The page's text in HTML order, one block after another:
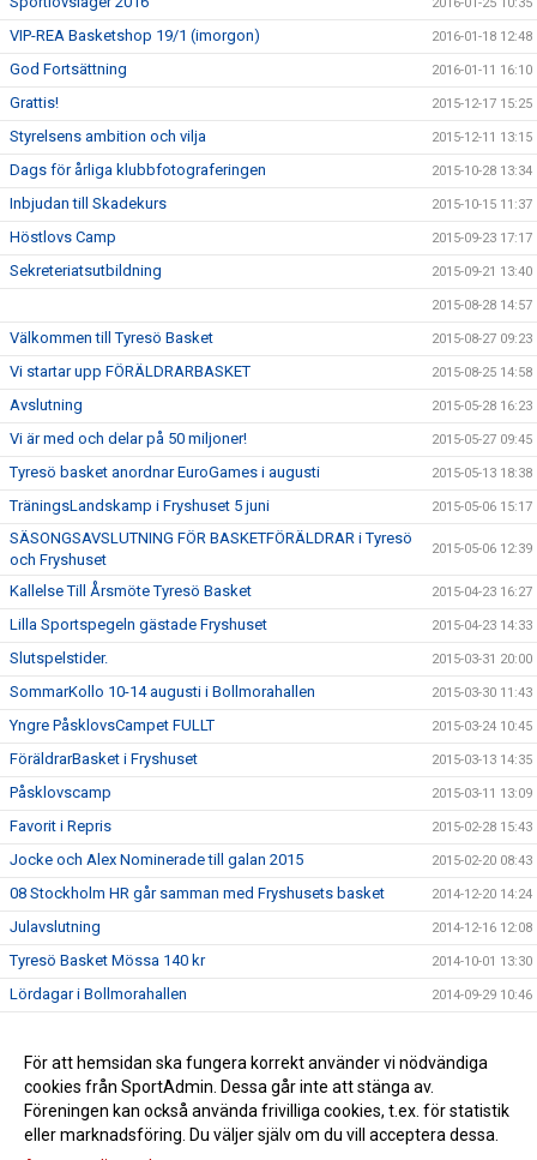
VIP-REA Basketshop 19/1 (imorgon) 2016-01-18 12:48
God Fortsättning 2016-01-11 16:10
Grattis! 2015-12-17 15:25
Styrelsens ambition och vilja 2015-12-11 13:15
Dags för årliga klubbfotograferingen 2015-10-28 13:34
Inbjudan till Skadekurs 2015-10-15 11:37
Höstlovs Camp 2015-09-23 17:17
Sekreteriatsutbildning 2015-09-21 13:40
2015-08-28 14:57
Välkommen till Tyresö Basket 2015-08-27 09:23
Vi startar upp FÖRÄLDRARBASKET 2015-08-25 14:58
Avslutning 2015-05-28 16:23
Vi är med och delar på 50 miljoner! 2015-05-27 09:45
Tyresö basket anordnar EuroGames i augusti 2015-05-13 18:38
TräningsLandskamp i Fryshuset 5 juni 2015-05-06 15:17
SÄSONGSAVSLUTNING FÖR BASKETFÖRÄLDRAR i Tyresö
och Fryshuset
2015-05-06 12:39
Kallelse Till Årsmöte Tyresö Basket 2015-04-23 16:27
Lilla Sportspegeln gästade Fryshuset 2015-04-23 14:33
Slutspelstider. 2015-03-31 20:00
SommarKollo 10-14 augusti i Bollmorahallen 2015-03-30 11:43
Yngre PåsklovsCampet FULLT 2015-03-24 10:45
FöräldrarBasket i Fryshuset 2015-03-13 14:35
Påsklovscamp 2015-03-11 13:09
Favorit i Repris 2015-02-28 15:43
Jocke och Alex Nominerade till galan 2015 2015-02-20 08:43
08 Stockholm HR går samman med Fryshusets basket 2014-12-20 14:24
Julavslutning 2014-12-16 12:08
Tyresö Basket Mössa 140 kr 2014-10-01 13:30
Lördagar i Bollmorahallen 2014-09-29 10:46
Semifinal 4 i Norrköping 2014-08-31 22:50
Påminnelse påsklovs camp 2014-08-31 22:49
För att hemsidan ska fungera korrekt använder vi nödvändiga
cookies från SportAdmin. Dessa går inte att stänga av.
Föreningen kan också använda frivilliga cookies, t.ex. för statistik
eller marknadsföring. Du väljer själv om du vill acceptera dessa.